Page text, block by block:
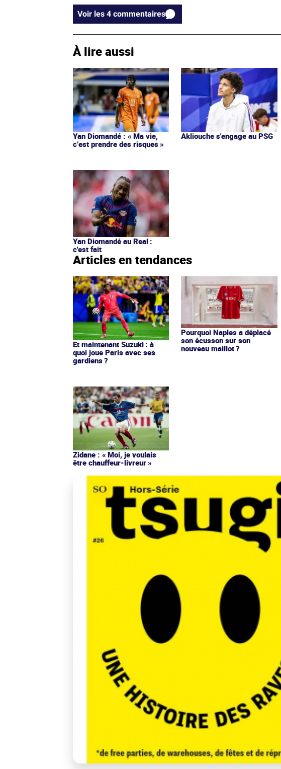
Voir les 4 commentaires
À lire aussi
Yan Diomandé : « Ma vie,
c’est prendre des risques »
Akliouche s'engage au PSG
Yan Diomandé au Real :
c'est fait
Articles en tendances
Et maintenant Suzuki : à
quoi joue Paris avec ses
gardiens ?
Pourquoi Naples a déplacé
son écusson sur son
nouveau maillot ?
Zidane : « Moi, je voulais
être chauffeur-livreur »